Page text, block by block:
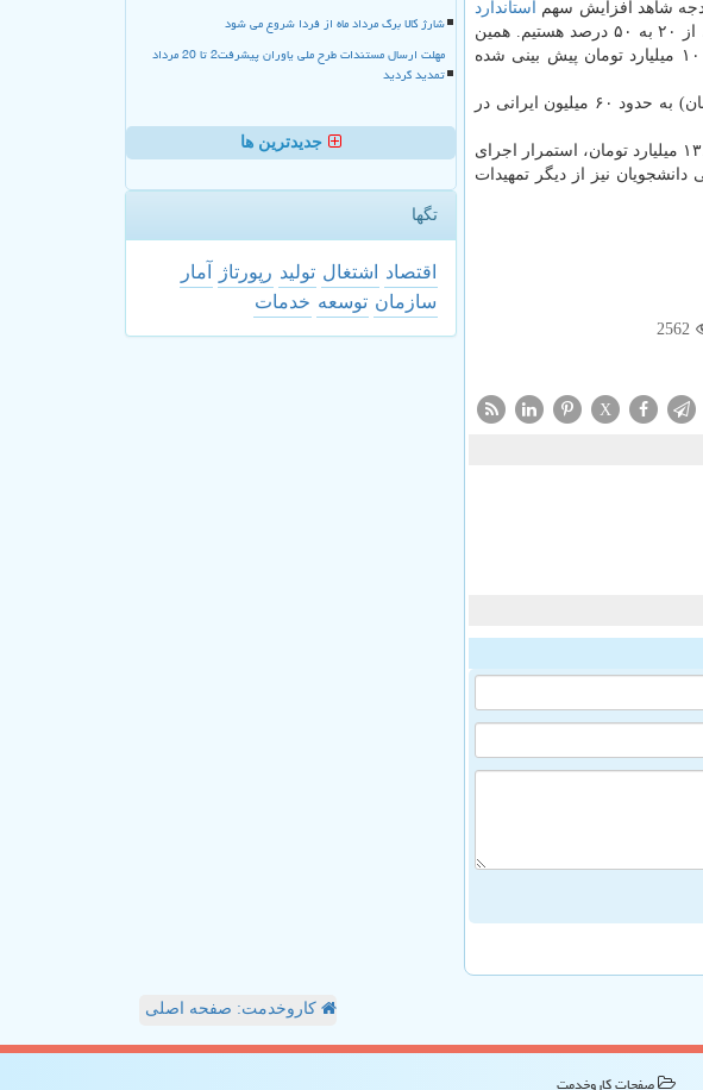
شاهد افزایش سهم
استاندارد
سازی گرمایش مدارس با اولویت مناطق محروم ازمحل عوارض گاز سوژه بند «ب» ماده ۶۵ قانون الحاق (۲)، از ۲۰ به ۵۰ درصد هستیم. همین
طور اعتبارات مورد نیاز برای یارانه شیر مدارس به میزان ۴۵۰ میلیارد تومان و كاغذ كتب مدارس به میزان ۱۰۰ میلیارد تومان پیش بینی شده
خانلو تصریح كرد: پرداخت تمامی منابع حاصل از مابه التفاوت افزایش قیمت بنزین (سالانه ۳۱ هزار میلیارد تومان) به حدود ۶۰ میلیون ایرانی در
سخنگوی ستاد بودجه سازمان برنامه و بودجه كشور اضافه كرد: استمرار اجرای طرح تحول سلامت با اعتبار ۱۳۶۰۰ میلیارد تومان، استمرار اجرای
امور رفاهی دانشجویان نیز از دیگر تمهیدات
2562
X
شارژ کالا برگ مرداد ماه از فردا شروع می شود
مهلت ارسال مستندات طرح ملی یاوران پیشرفت2 تا 20 مرداد
تمدید گردید
جدیدترین ها
تگها
اقتصاد اشتغال تولید رپورتاژ
آمار
سازمان توسعه خدمات
کاروخدمت: صفحه اصلی
صفحات كاروخدمت